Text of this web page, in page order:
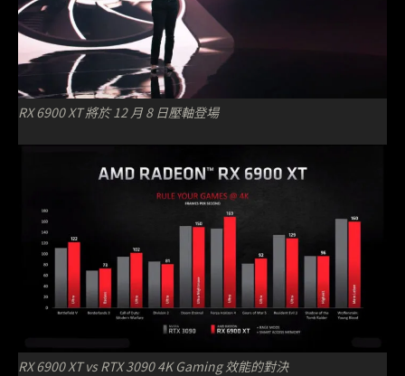
RX 6900 XT 將於 12 月 8 日壓軸登場
RX 6900 XT vs RTX 3090 4K Gaming 效能的對決